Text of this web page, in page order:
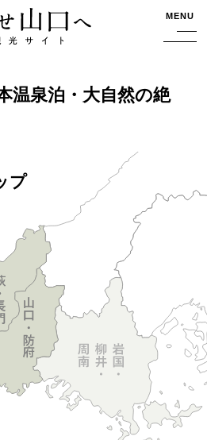
県観光サイト MENU
温泉泊・大自然の絶
プ